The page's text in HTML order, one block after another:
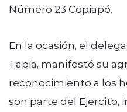
Número 23 Copiapó.
En la ocasión, el
Tapia, manifestó su
reconocimiento a los
son parte del Ejercito,